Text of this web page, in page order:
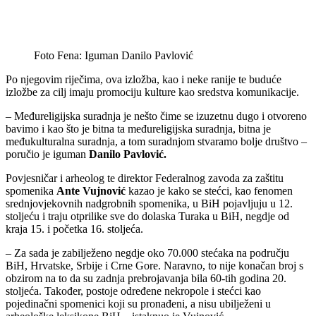
Foto Fena: Iguman Danilo Pavlović
Po njegovim riječima, ova izložba, kao i neke ranije te buduće
izložbe za cilj imaju promociju kulture kao sredstva komunikacije.
– Međureligijska suradnja je nešto čime se izuzetnu dugo i otvoreno
bavimo i kao što je bitna ta međureligijska suradnja, bitna je
međukulturalna suradnja, a tom suradnjom stvaramo bolje društvo –
poručio je iguman Danilo Pavlović.
Povjesničar i arheolog te direktor Federalnog zavoda za zaštitu
spomenika Ante Vujnović kazao je kako se stećci, kao fenomen
srednjovjekovnih nadgrobnih spomenika, u BiH pojavljuju u 12.
stoljeću i traju otprilike sve do dolaska Turaka u BiH, negdje od
kraja 15. i početka 16. stoljeća.
– Za sada je zabilježeno negdje oko 70.000 stećaka na području
BiH, Hrvatske, Srbije i Crne Gore. Naravno, to nije konačan broj s
obzirom na to da su zadnja prebrojavanja bila 60-tih godina 20.
stoljeća. Također, postoje određene nekropole i stećci kao
pojedinačni spomenici koji su pronađeni, a nisu ubilježeni u